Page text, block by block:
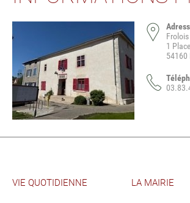
Frolois
1
54160
VIE QUOTIDIENNE LA MAIRIE